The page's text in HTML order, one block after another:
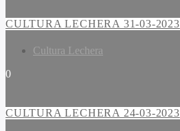
CULTURA LECHERA 31-03-2023
Cultura Lechera
0
CULTURA LECHERA 24-03-2023